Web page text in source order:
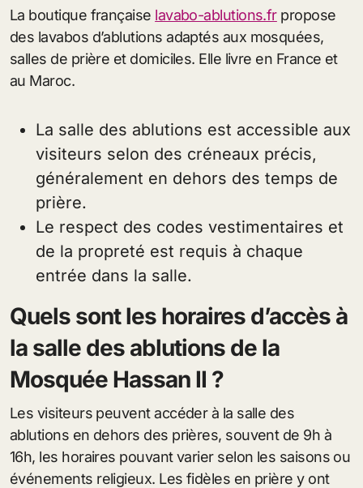
La boutique française lavabo-ablutions.frpropose
des lavabos d’ablutions adaptés aux mosquées,
salles de prière et domiciles. Elle livre en France et
au Maroc.
La salle des ablutions est accessible aux
visiteurs selon des créneaux précis,
généralement en dehors des temps de
prière.
Le respect des codes vestimentaires et
de la propreté est requis à chaque
entrée dans la salle.
Quels sont les horaires d’accès à
la salle des ablutions de la
Mosquée Hassan II ?
Les visiteurs peuvent accéder à la salle des
ablutions en dehors des prières, souvent de 9h à
16h, les horaires pouvant varier selon les saisons ou
événements religieux. Les fidèles en prière y ont